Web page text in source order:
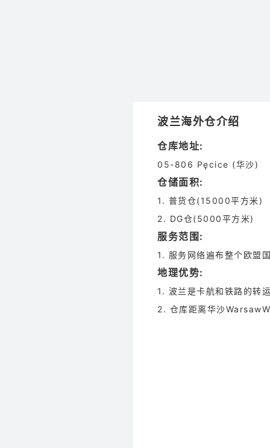
波兰海外仓介绍
仓库地址:
05-806 Pęcice (华沙)
仓储面积:
1. 普货仓(15000平方米)
2. DG仓(5000平方米)
服务范围:
1. 服务网络遍布整个欧盟
地理优势:
1. 波兰是卡航和铁路的转
2. 仓库距离华沙